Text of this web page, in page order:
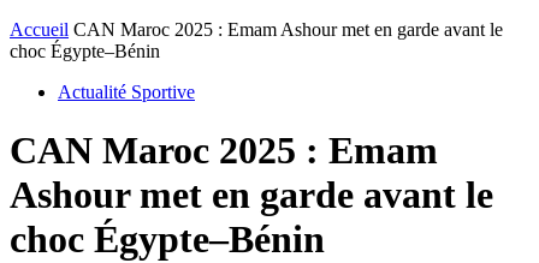
Accueil CAN Maroc 2025 : Emam Ashour met en garde avant le
choc Égypte–Bénin
Actualité Sportive
CAN Maroc 2025 : Emam
Ashour met en garde avant le
choc Égypte–Bénin